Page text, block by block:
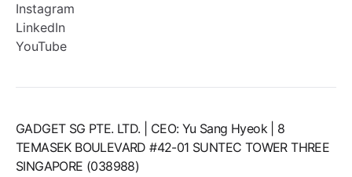
Instagram
LinkedIn
YouTube
GADGET SG PTE. LTD. | CEO: Yu Sang Hyeok | 8
TEMASEK BOULEVARD #42-01 SUNTEC TOWER THREE
SINGAPORE (038988)